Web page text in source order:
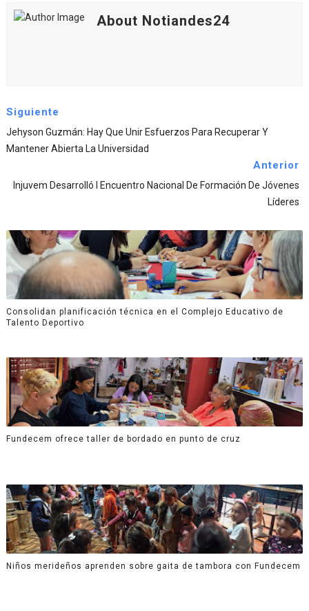
About Notiandes24
Siguiente
Jehyson Guzmán: Hay Que Unir Esfuerzos Para Recuperar Y
Mantener Abierta La Universidad
Anterior
Injuvem Desarrolló I Encuentro Nacional De Formación De Jóvenes
Líderes
Consolidan planificación técnica en el Complejo Educativo de
Talento Deportivo
Fundecem ofrece taller de bordado en punto de cruz
Niños merideños aprenden sobre gaita de tambora con Fundecem